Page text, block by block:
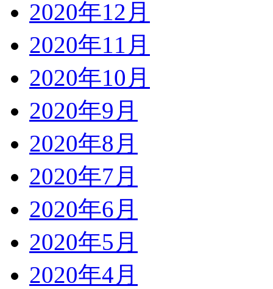
2020年12月
2020年11月
2020年10月
2020年9月
2020年8月
2020年7月
2020年6月
2020年5月
2020年4月